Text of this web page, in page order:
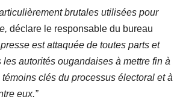
brutales utilisées pour
déclare le responsable du bureau
est attaquée de toutes parts et
autorités ougandaises à mettre fin à
clés du processus électoral et à
eux.”